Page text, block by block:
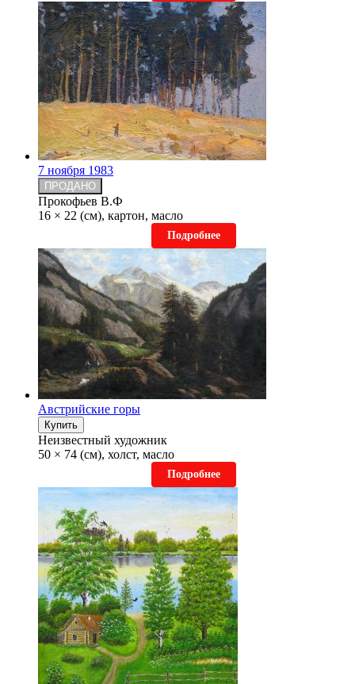
7 ноября 1983
ПРОДАНО
Прокофьев В.Ф
16 × 22 (см), картон, масло
Подробнее
Австрийские горы
Купить
Неизвестный художник
50 × 74 (см), холст, масло
Подробнее